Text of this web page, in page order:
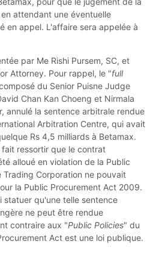
attendant une éventuelle
en appel. L'affaire sera appelée à
par Me Rishi Pursem, SC, et
Attorney. Pour rappel, le "full
du Senior Puisne Judge
Chan Kan Choeng et Nirmala
annulé la sentence arbitrale rendue
Arbitration Centre, qui avait
Rs 4,5 milliards à Betamax.
ressortir que le contrat
alloué en violation de la Public
Corporation ne pouvait
la Public Procurement Act 2009.
statuer qu'une telle sentence
ne peut être rendue
contraire aux "Public Policies" du
Act est une loi publique.